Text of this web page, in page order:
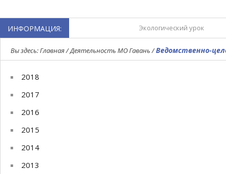
ИНФОРМАЦИЯ: Экологический урок
Турнир по мини-футболу,
Вы здесь:Главная/Деятельность МО Гавань/Ведомственно-
2018
2017
2016
2015
2014
2013